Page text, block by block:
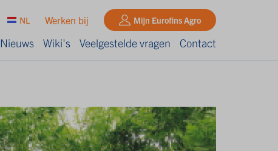
NL Werken bij Mijn Eurofins Agro
Nieuws Wiki's Veelgestelde vragen Contact